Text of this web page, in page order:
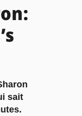
sait